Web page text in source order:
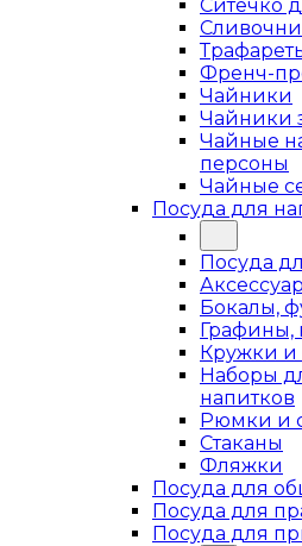
Ситечко
Френч-
Чайники
Чайники
Чайные
персоны
Чайные
Посуда для
Посуда
Бокалы,
Кружки и
Наборы
напитков
Рюмки и
Стаканы
Фляжки
Посуда для
Посуда для
Посуда для